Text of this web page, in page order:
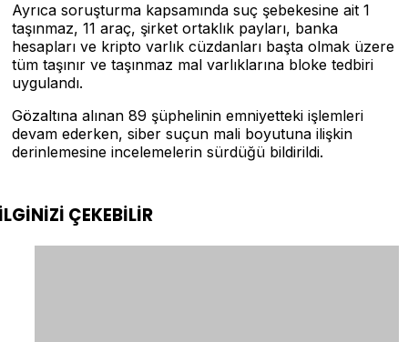
Ayrıca soruşturma kapsamında suç şebekesine ait 1
taşınmaz, 11 araç, şirket ortaklık payları, banka
hesapları ve kripto varlık cüzdanları başta olmak üzere
tüm taşınır ve taşınmaz mal varlıklarına bloke tedbiri
uygulandı.
Gözaltına alınan 89 şüphelinin emniyetteki işlemleri
devam ederken, siber suçun mali boyutuna ilişkin
derinlemesine incelemelerin sürdüğü bildirildi.
ÇEKEBİLİR